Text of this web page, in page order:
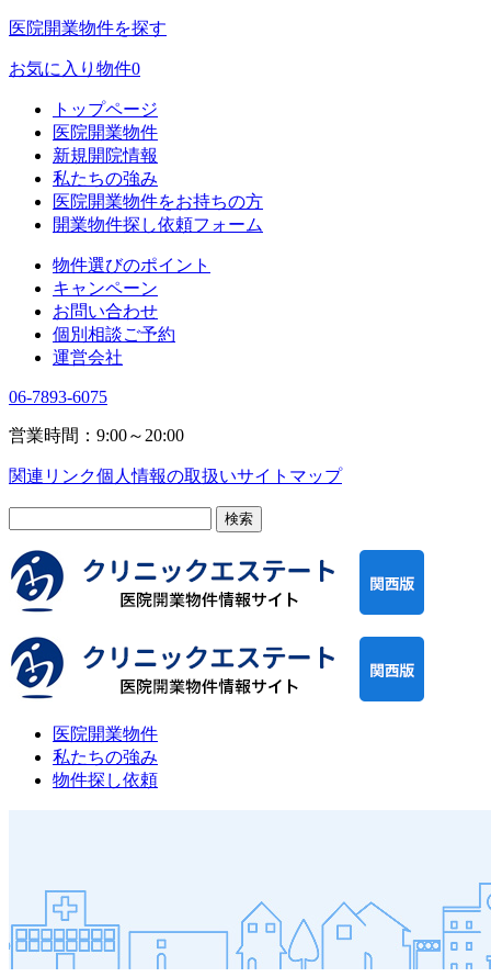
医院開業物件を探す
お気に入り物件0
トップページ
医院開業物件
新規開院情報
私たちの強み
医院開業物件をお持ちの方
開業物件探し依頼フォーム
物件選びのポイント
キャンペーン
お問い合わせ
個別相談ご予約
運営会社
06-7893-6075
営業時間：9:00～20:00
関連リンク個人情報の取扱いサイトマップ
医院開業物件
私たちの強み
物件探し依頼